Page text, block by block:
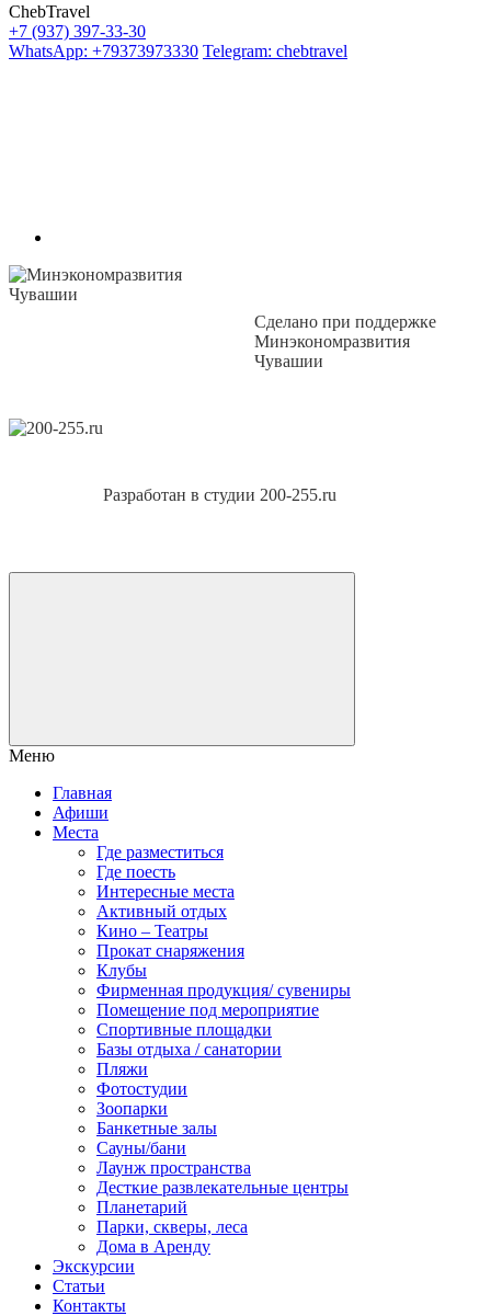
ChebTravel
+7 (937) 397-33-30
WhatsApp: +79373973330 Telegram: chebtravel
Сделано при поддержке
Минэкономразвития
Чувашии
Разработан в студии 200-255.ru
Меню
Главная
Афиши
Места
Где разместиться
Где поесть
Интересные места
Активный отдых
Кино – Театры
Прокат снаряжения
Клубы
Фирменная продукция/ сувениры
Помещение под мероприятие
Спортивные площадки
Базы отдыха / санатории
Пляжи
Фотостудии
Зоопарки
Банкетные залы
Сауны/бани
Лаунж пространства
Десткие развлекательные центры
Планетарий
Парки, скверы, леса
Дома в Аренду
Экскурсии
Статьи
Контакты